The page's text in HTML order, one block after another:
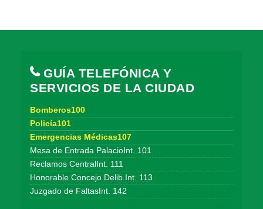
GUÍA TELEFÓNICA Y
SERVICIOS DE LA CIUDAD
Bomberos100
Policía101
Emergencias Médicas107
Mesa de Entrada PalacioInt. 101
Reclamos CentralInt. 111
Honorable Concejo Delib.Int. 113
Juzgado de FaltasInt. 142